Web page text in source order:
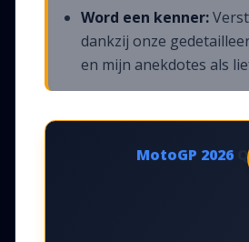
Word een kenner:
dankzij onze
en mijn anekdotes als
MotoGP 2026